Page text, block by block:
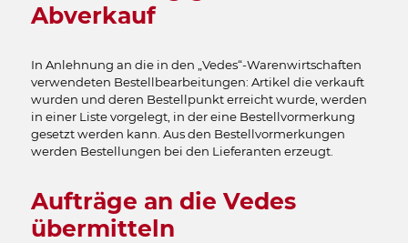
Abverkauf
In Anlehnung an die in den „Vedes“-Warenwirtschaften
verwendeten Bestellbearbeitungen: Artikel die verkauft
wurden und deren Bestellpunkt erreicht wurde, werden
in einer Liste vorgelegt, in der eine Bestellvormerkung
gesetzt werden kann. Aus den Bestellvormerkungen
werden Bestellungen bei den Lieferanten erzeugt.
Aufträge an die Vedes
übermitteln